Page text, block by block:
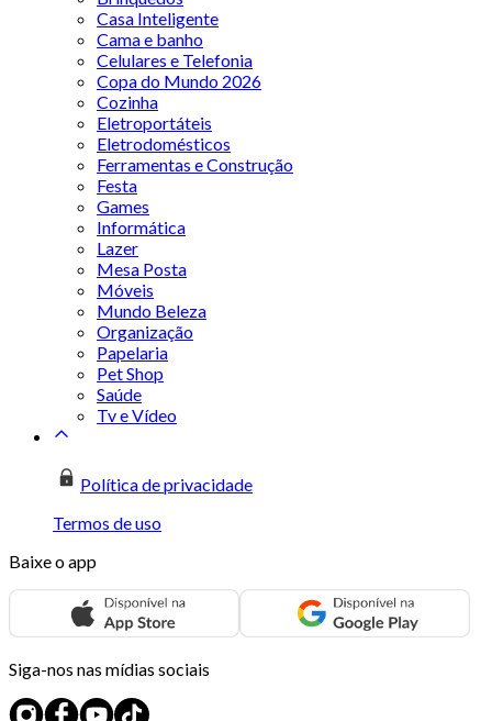
Casa Inteligente
Cama e banho
Celulares e Telefonia
Copa do Mundo 2026
Cozinha
Eletroportáteis
Eletrodomésticos
Ferramentas e Construção
Festa
Games
Informática
Lazer
Mesa Posta
Móveis
Mundo Beleza
Organização
Papelaria
Pet Shop
Saúde
Tv e Vídeo
Política de privacidade
Termos de uso
Baixe o app
Siga-nos nas mídias sociais